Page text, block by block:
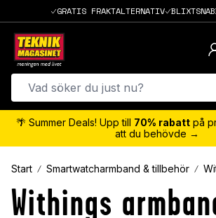
GRATIS FRAKTALTERNATIV
🌴 Summer Deals! Upp till 70% rabatt på
att du behövde →
Start Smartwatcharmband & tillbehör
Withings